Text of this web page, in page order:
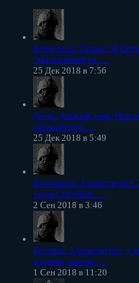
Konstantin: Привет. В
"автономный ре......
25 Дек 2018 в 7:56
Дима: Добрый день. При
переключает......
25 Дек 2018 в 5:49
Konstantin: Здравствуйте.
задач,Ctrl+Shift......
2 Сен 2018 в 3:46
Евгений: Здравствуйте, у
издание, пытаю......
1 Сен 2018 в 11:20